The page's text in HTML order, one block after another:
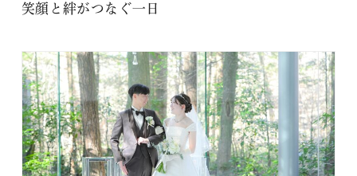
笑顔と絆がつなぐ一日